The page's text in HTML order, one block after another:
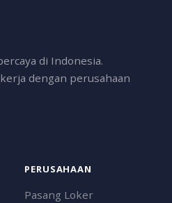
di Indonesia.
dengan perusahaan
PERUSAHAAN
Pasang Loker